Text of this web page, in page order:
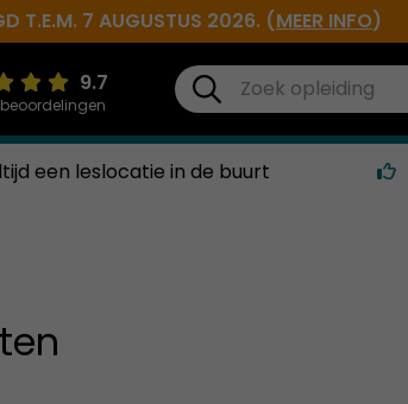
T.E.M. 7 AUGUSTUS 2026. (MEER INFO)
9.7
beoordelingen
een leslocatie in de buurt